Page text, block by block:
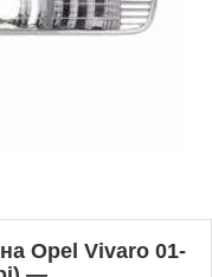
Opel Vivaro 01-